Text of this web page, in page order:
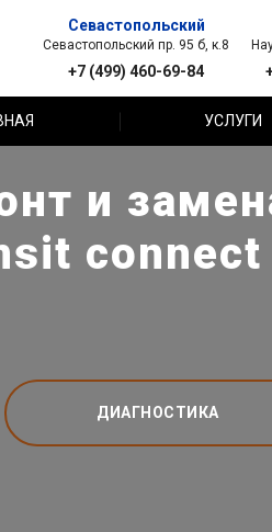
Севастопольский
Севастопольский пр. 95 б, к.8
+7 (499) 460-69-84
УСЛУГИ
и
ДИАГНОСТИКА